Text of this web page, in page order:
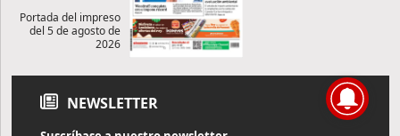
Portada del impreso
del 5 de agosto de
2026
NEWSLETTER